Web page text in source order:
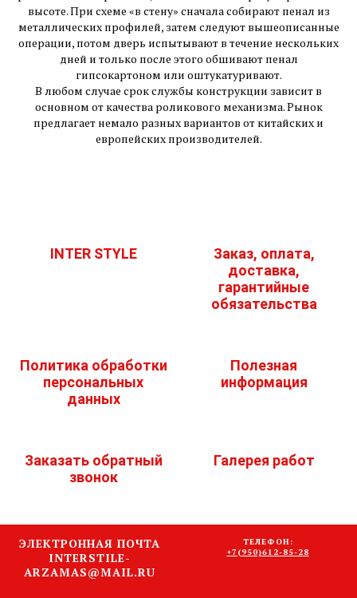
высоте. При схеме «в стену» сначала собирают пенал из
металлических профилей, затем следуют вышеописанные
операции, потом дверь испытывают в течение нескольких
дней и только после этого обшивают пенал
гипсокартоном или оштукатуривают.
В любом случае срок службы конструкции зависит в
основном от качества роликового механизма. Рынок
предлагает немало разных вариантов от китайских и
европейских производителей.
INTER STYLE
Заказ, оплата,
доставка,
гарантийные
обязательства
Политика обработки
персональных
данных
Полезная
информация
Заказать обратный
звонок
Галерея работ
ЭЛЕКТРОННАЯ ПОЧТА
INTERSTILE-
ARZAMAS@MAIL.RU
ТЕЛЕФОН:
+7(950)612-85-28